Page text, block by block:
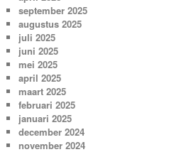
september 2025
augustus 2025
juli 2025
juni 2025
mei 2025
april 2025
maart 2025
februari 2025
januari 2025
december 2024
november 2024